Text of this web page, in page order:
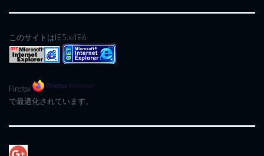
このサイトはIE5.x/IE6
Firefox
で最適化されています。